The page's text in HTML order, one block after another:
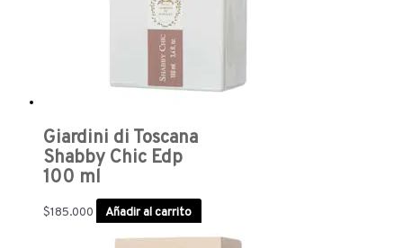
Giardini di Toscana
Shabby Chic Edp
100 ml
$185.000 Añadir al carrito